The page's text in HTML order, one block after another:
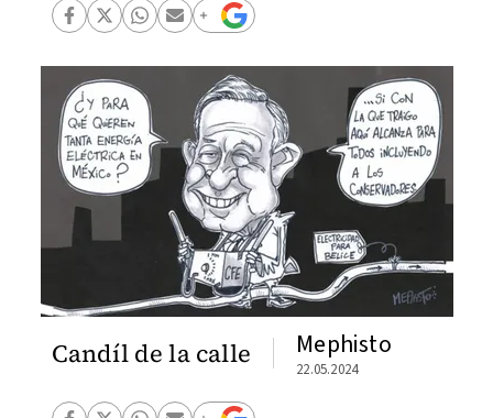
Candíl de la calle Mephisto
22.05.2024